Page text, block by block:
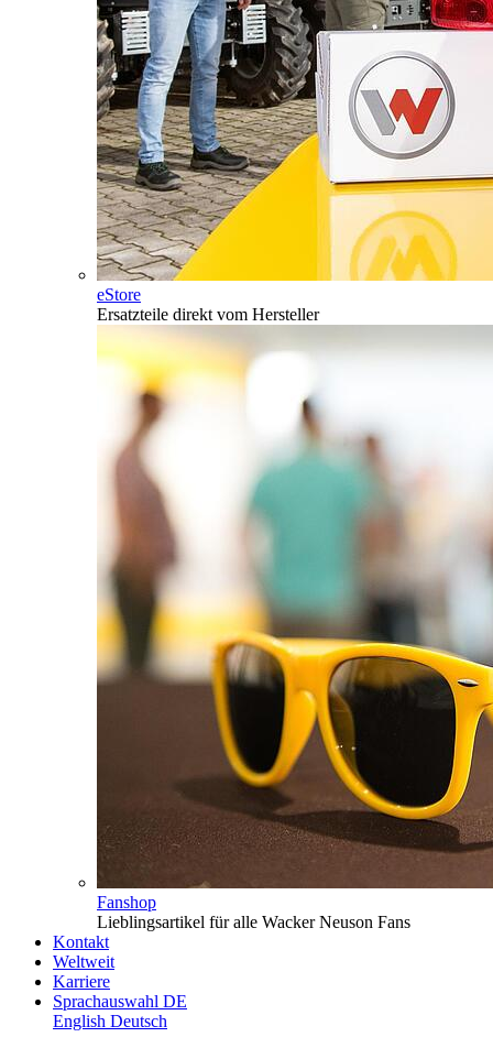
eStore
Ersatzteile direkt vom Hersteller
Fanshop
Lieblingsartikel für alle Wacker Neuson Fans
Kontakt
Weltweit
Karriere
Sprachauswahl DE
English Deutsch